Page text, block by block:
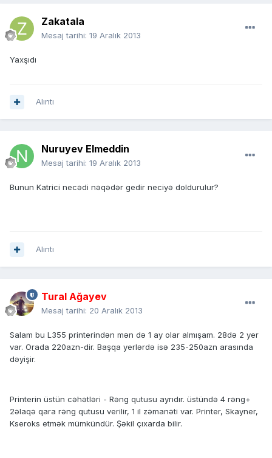
Zakatala
Mesaj tarihi: 19 Aralık 2013
Yaxşıdı
Alıntı
Nuruyev Elmeddin
Mesaj tarihi: 19 Aralık 2013
Bunun Katrici necədi nəqədər gedir neciyə doldurulur?
Alıntı
Tural Ağayev
Mesaj tarihi: 20 Aralık 2013
Salam bu L355 printerindən mən də 1 ay olar almışam. 28də 2 yer
var. Orada 220azn-dir. Başqa yerlərdə isə 235-250azn arasında
dəyişir.
Printerin üstün cəhətləri - Rəng qutusu ayrıdır. üstündə 4 rəng+
2əlaqə qara rəng qutusu verilir, 1 il zəmanəti var. Printer, Skayner,
Kseroks etmək mümkündür. Şəkil çıxarda bilir.